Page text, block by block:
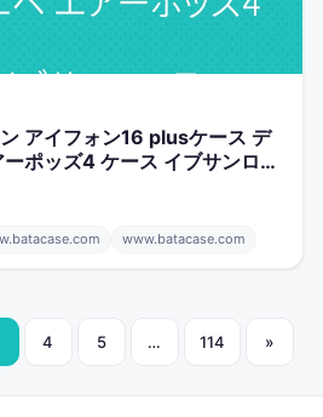
アイフォン16 plusケース デ
ポッズ4 ケース イブサンロー
www.batacase.com
投
4 5 … 114 »